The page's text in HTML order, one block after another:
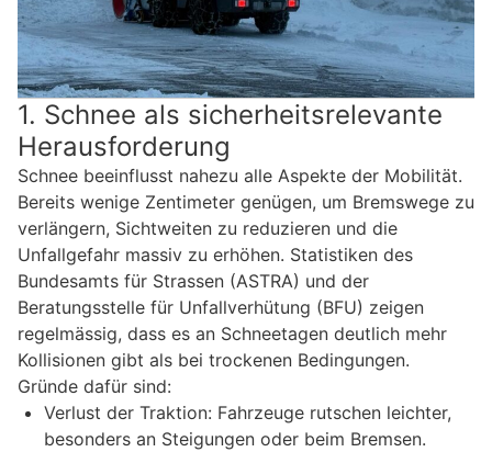
1. Schnee als sicherheitsrelevante
Herausforderung
Schnee beeinflusst nahezu alle Aspekte der Mobilität.
Bereits wenige Zentimeter genügen, um Bremswege zu
verlängern, Sichtweiten zu reduzieren und die
Unfallgefahr massiv zu erhöhen. Statistiken des
Bundesamts für Strassen (ASTRA) und der
Beratungsstelle für Unfallverhütung (BFU) zeigen
regelmässig, dass es an Schneetagen deutlich mehr
Kollisionen gibt als bei trockenen Bedingungen.
Gründe dafür sind:
Verlust der Traktion: Fahrzeuge rutschen leichter,
besonders an Steigungen oder beim Bremsen.